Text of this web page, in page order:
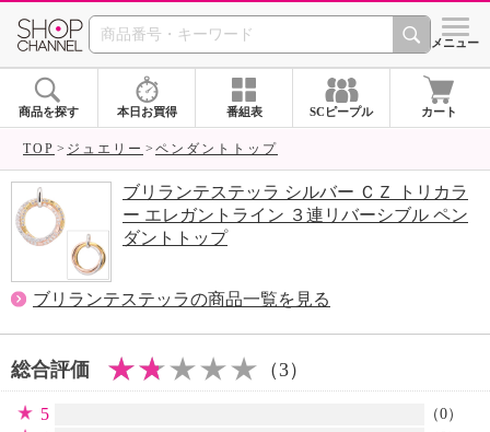
SHOP CHANNEL シメニュー
商品を探す 本日お買得 番組表 SCピープル カート
TOP ジュエリー ペンダントトップ
ブリランテステッラ シルバー ＣＺ トリカラ
ー エレガントライン ３連リバーシブル ペン
ダントトップ
ブリランテステッラの商品一覧を見る
総合評価 （3）
5 （0）